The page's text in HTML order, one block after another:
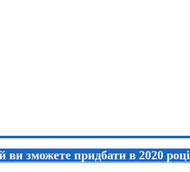
зможете придбати в 2020 році